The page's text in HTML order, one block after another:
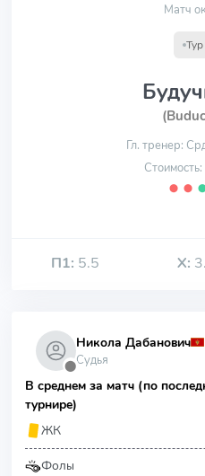
Матч
Гл. тренер:
⬤ ⬤
П1: 5.5 Х:
⬤
Никола Дабанович
Судья
В среднем за матч (по
турнире)
ЖК
Фолы